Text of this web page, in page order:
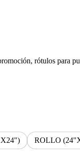
rótulos para
ROLLO